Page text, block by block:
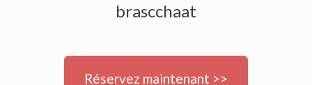
brascchaat
Réservez maintenant >>